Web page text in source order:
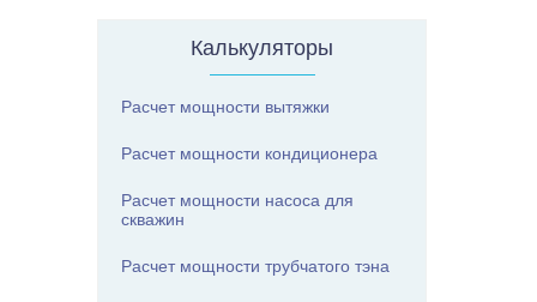
Калькуляторы
Расчет мощности вытяжки
Расчет мощности кондиционера
Расчет мощности насоса для
скважин
Расчет мощности трубчатого тэна